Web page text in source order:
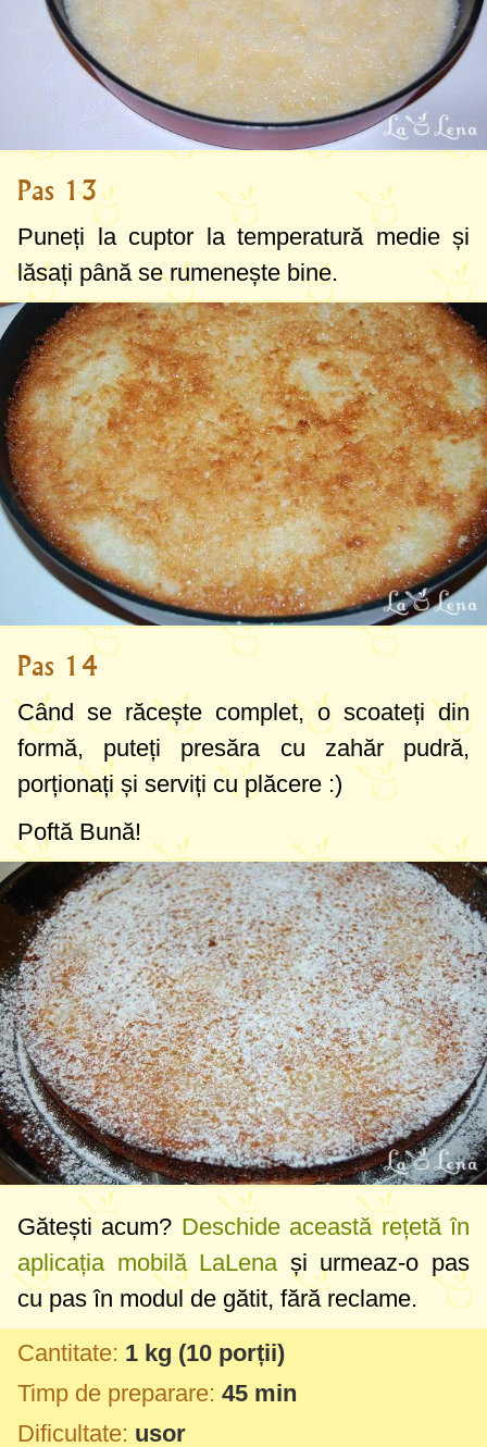
Pas 13
Puneți la cuptor la temperatură medie și
lăsați până se rumenește bine.
Pas 14
Când se răcește complet, o scoateți din
formă, puteți presăra cu zahăr pudră,
porționați și serviți cu plăcere :)
Poftă Bună!
Gătești acum? Deschide această rețetă în
aplicația mobilă LaLenași urmeaz-o pas
cu pas în modul de gătit, fără reclame.
Cantitate: 1 kg (10 porții)
Timp de preparare: 45 min
Dificultate: usor